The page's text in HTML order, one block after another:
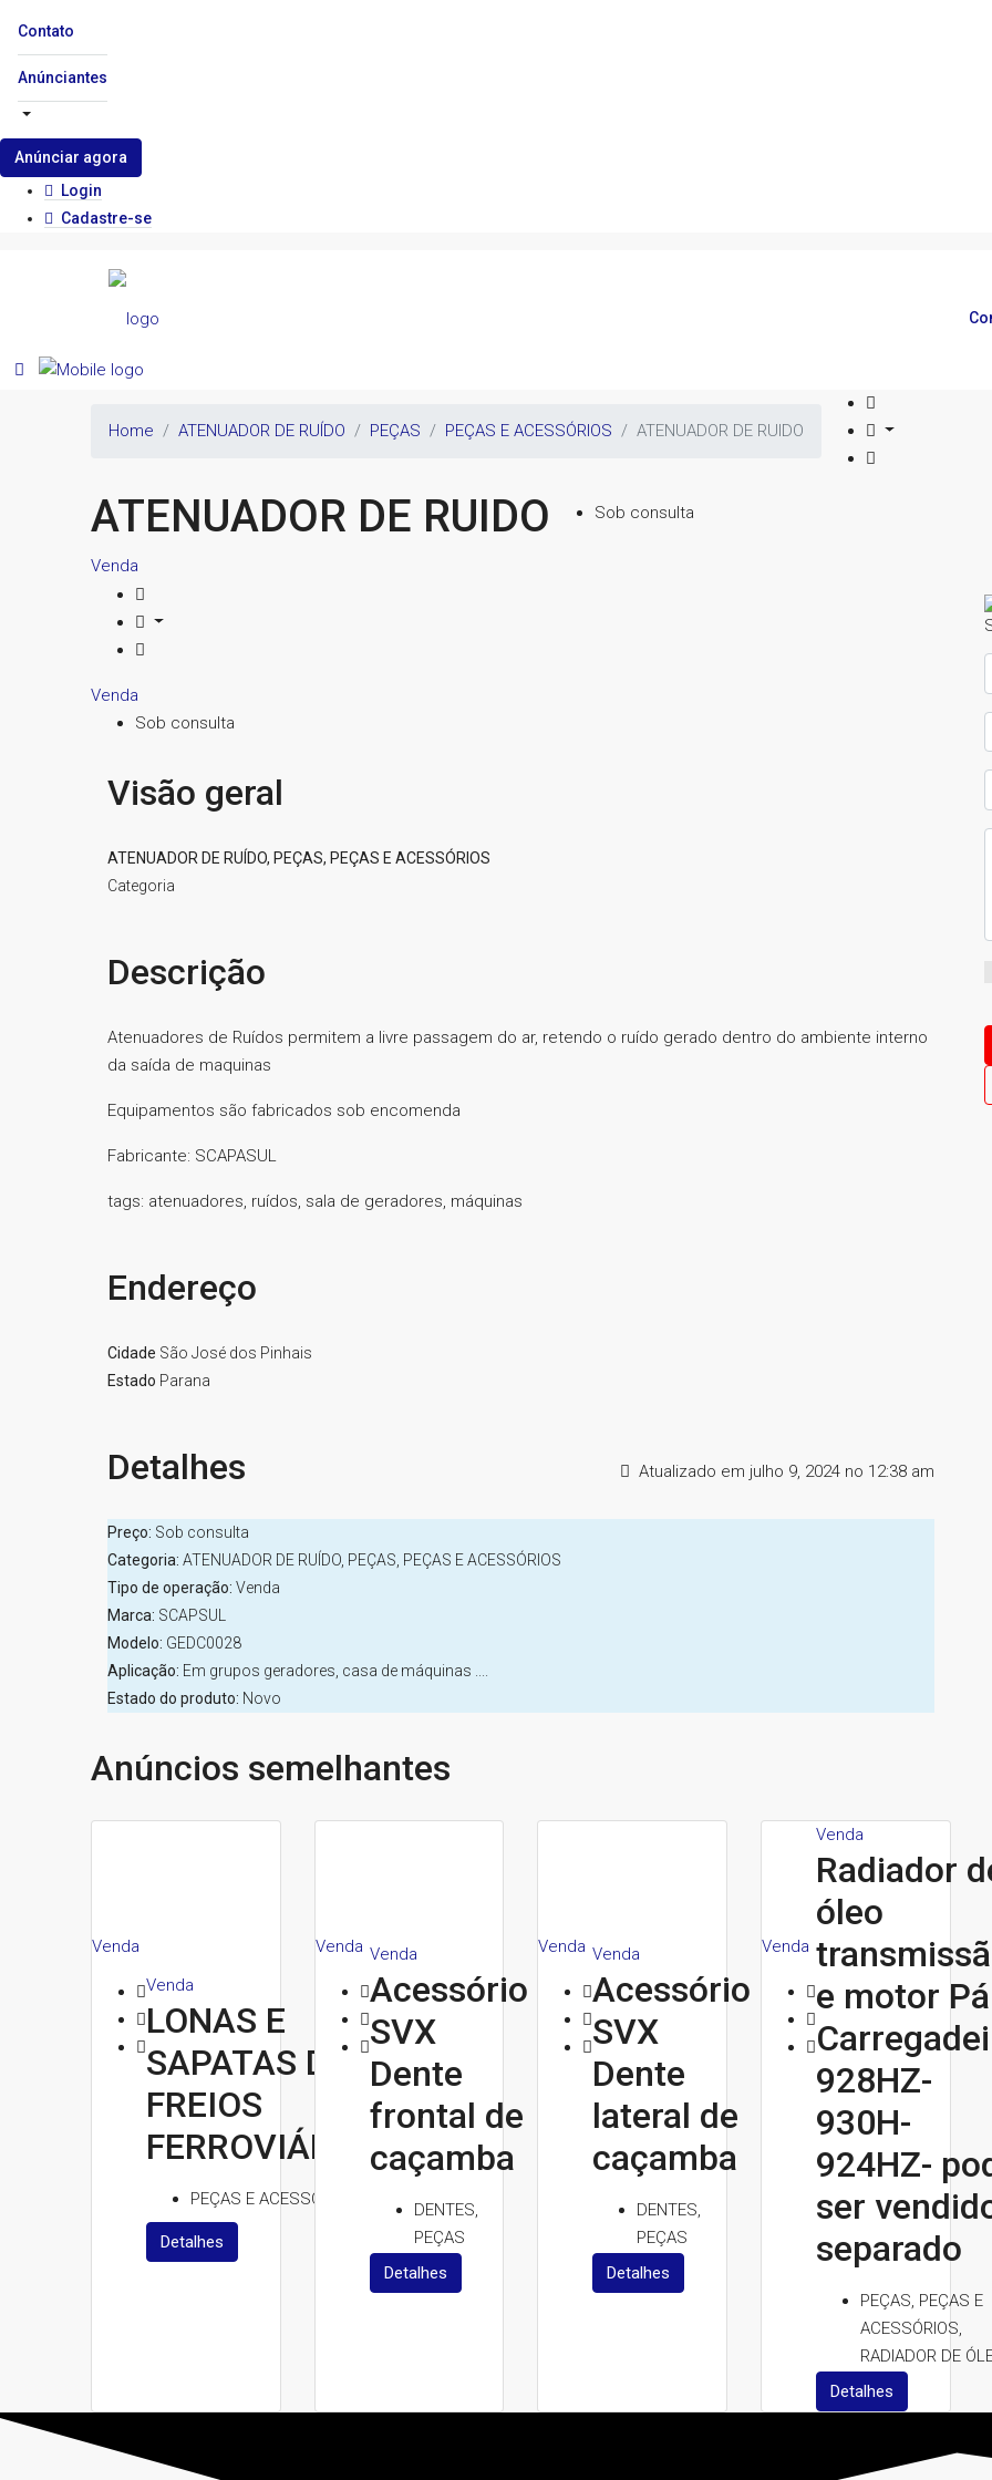
Contato
Anúnciantes
Anúnciar agora
Login
Cadastre-se
Home ATENUADOR DE RUÍDO PEÇAS PEÇAS E ACESSÓRIOS ATENUADOR DE RUIDO
ATENUADOR DE RUIDO Sob consulta
Venda
Venda
Sob consulta
Visão geral
ATENUADOR DE RUÍDO, PEÇAS, PEÇAS E ACESSÓRIOS
Categoria
Descrição
Atenuadores de Ruídos permitem a livre passagem do ar, retendo o ruído gerado dentro do ambiente interno
da saída de maquinas
Equipamentos são fabricados sob encomenda
Fabricante: SCAPASUL
tags: atenuadores, ruídos, sala de geradores, máquinas
Endereço
Cidade São José dos Pinhais
Estado Parana
Detalhes Atualizado em julho 9, 2024 no 12:38 am
Preço: Sob consulta
Categoria: ATENUADOR DE RUÍDO, PEÇAS, PEÇAS E ACESSÓRIOS
Tipo de operação: Venda
Marca: SCAPSUL
Modelo: GEDC0028
Aplicação: Em grupos geradores, casa de máquinas ....
Estado do produto: Novo
Anúncios semelhantes
Venda
Venda
LONAS E
SAPATAS DE
FREIOS
FERROVIÁRIAS
PEÇAS E ACESSÓRIOS
Detalhes
Venda Venda
Acessório
SVX
Dente
frontal de
caçamba
DENTES,
PEÇAS
Detalhes
Venda Venda
Acessório
SVX
Dente
lateral de
caçamba
DENTES,
PEÇAS
Detalhes
Venda
Venda
Radiador
óleo
e motor Pá
928HZ-
930H-
924HZ-
ser
separado
PEÇAS, PEÇAS E
ACESSÓRIOS,
RADIADOR DE
Detalhes